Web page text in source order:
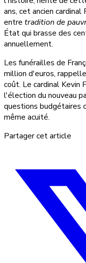
ans, cet ancien
entre tradition de
État qui brasse des
annuellement.
Les funérailles de
million d'euros,
coût. Le cardinal Kevin
l'élection du nouveau
questions budgétaires
même acuité.
Partager cet article